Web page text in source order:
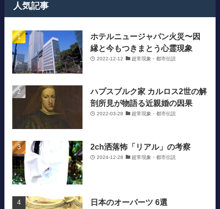
人気記事
ホテルニュージャパン火災〜因
縁と今もつきまとう心霊現象
2022-12-12 超常現象・都市伝説
ハプスブルク家 カルロス2世の解
剖所見が物語る近親婚の因果
2022-03-28 超常現象・都市伝説
2ch洒落怖「リアル」の考察
2024-12-28 超常現象・都市伝説
日本のオーパーツ 6選